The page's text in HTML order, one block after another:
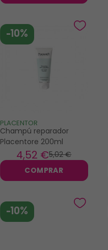
-10%
PLACENTOR
Champú reparador
Placentore 200ml
5,02 €
4,52 €
COMPRAR
-10%